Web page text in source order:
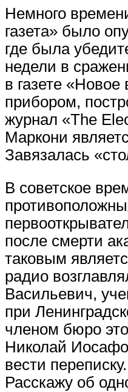
Немного
газета» было
где была
недели в
в газете
прибором,
журнал «The
Маркони
Завязалась
В советское
после смерти
таковым
радио
Васильевич,
при
членом бюро
Николай
вести переписку.
Расскажу об